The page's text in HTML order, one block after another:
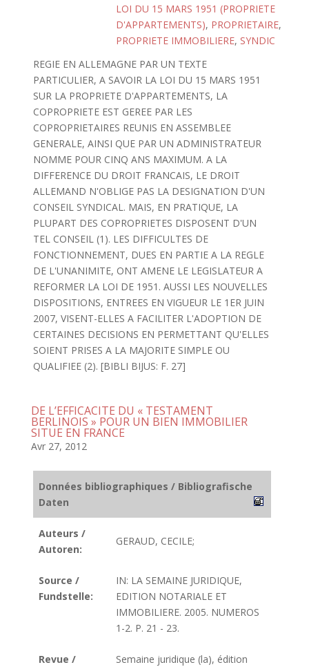
LOI DU 15 MARS 1951 (PROPRIETE
D'APPARTEMENTS), PROPRIETAIRE,
PROPRIETE IMMOBILIERE, SYNDIC
REGIE EN ALLEMAGNE PAR UN TEXTE
PARTICULIER, A SAVOIR LA LOI DU 15 MARS 1951
SUR LA PROPRIETE D'APPARTEMENTS, LA
COPROPRIETE EST GEREE PAR LES
COPROPRIETAIRES REUNIS EN ASSEMBLEE
GENERALE, AINSI QUE PAR UN ADMINISTRATEUR
NOMME POUR CINQ ANS MAXIMUM. A LA
DIFFERENCE DU DROIT FRANCAIS, LE DROIT
ALLEMAND N'OBLIGE PAS LA DESIGNATION D'UN
CONSEIL SYNDICAL. MAIS, EN PRATIQUE, LA
PLUPART DES COPROPRIETES DISPOSENT D'UN
TEL CONSEIL (1). LES DIFFICULTES DE
FONCTIONNEMENT, DUES EN PARTIE A LA REGLE
DE L'UNANIMITE, ONT AMENE LE LEGISLATEUR A
REFORMER LA LOI DE 1951. AUSSI LES NOUVELLES
DISPOSITIONS, ENTREES EN VIGUEUR LE 1ER JUIN
2007, VISENT-ELLES A FACILITER L'ADOPTION DE
CERTAINES DECISIONS EN PERMETTANT QU'ELLES
SOIENT PRISES A LA MAJORITE SIMPLE OU
QUALIFIEE (2). [BIBLI BIJUS: F. 27]
DE L’EFFICACITE DU « TESTAMENT
BERLINOIS » POUR UN BIEN IMMOBILIER
SITUE EN FRANCE
Avr 27, 2012
Données bibliographiques / Bibliografische
Daten
Auteurs /
Autoren:
GERAUD, CECILE;
Source /
Fundstelle:
IN: LA SEMAINE JURIDIQUE,
EDITION NOTARIALE ET
IMMOBILIERE. 2005. NUMEROS
1-2. P. 21 - 23.
Revue / Semaine juridique (la), édition